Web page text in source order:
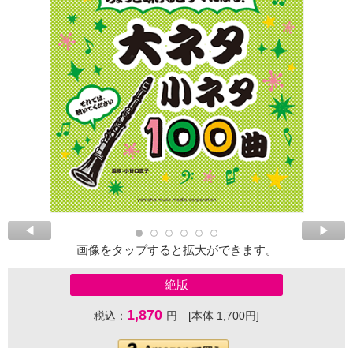
画像をタップすると拡大ができます。
絶版
税込： 1,870 円 [本体 1,700円]